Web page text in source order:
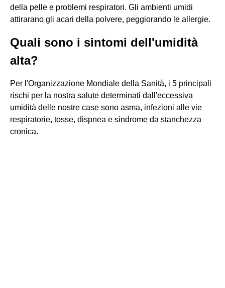
della pelle e problemi respiratori. Gli ambienti umidi
attirarano gli acari della polvere, peggiorando le allergie.
Quali sono i sintomi dell'umidità
alta?
Per l'Organizzazione Mondiale della Sanità, i 5 principali
rischi per la nostra salute determinati dall'eccessiva
umidità delle nostre case sono asma, infezioni alle vie
respiratorie, tosse, dispnea e sindrome da stanchezza
cronica.